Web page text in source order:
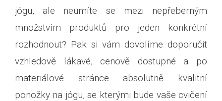
jógu, ale neumíte se mezi nepřeberným
množstvím produktů pro jeden konkrétní
rozhodnout? Pak si vám dovolíme doporučit
vzhledově lákavé, cenově dostupné a po
materiálové stránce absolutně kvalitní
ponožky na jógu, se kterými bude vaše cvičení